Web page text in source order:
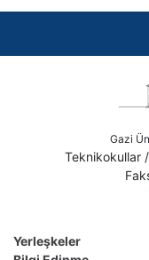
Gazi
Teknikokullar
Yerleşkeler